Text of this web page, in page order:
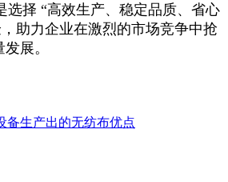
择 “高效生产、稳定品质、省心
助力企业在激烈的市场竞争中抢
展。
备生产出的无纺布优点